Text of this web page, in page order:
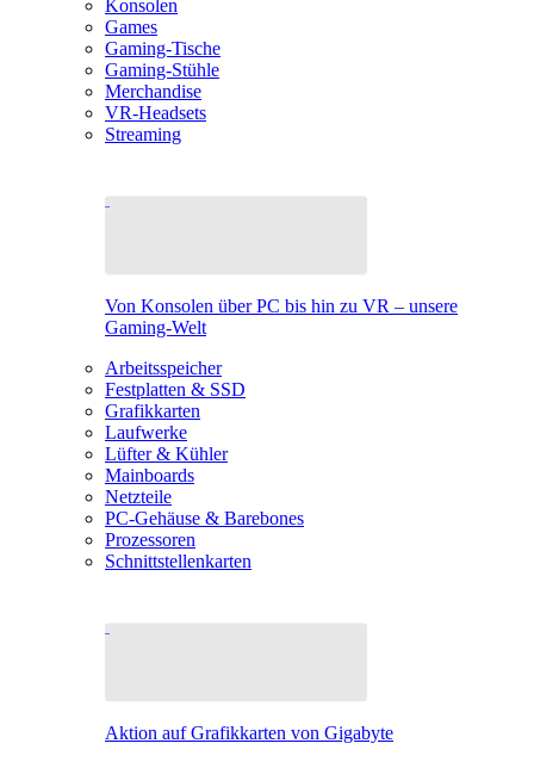
Konsolen
Games
Gaming-Tische
Gaming-Stühle
Merchandise
VR-Headsets
Streaming
Von Konsolen über PC bis hin zu VR – unsere
Gaming-Welt
Arbeitsspeicher
Festplatten & SSD
Grafikkarten
Laufwerke
Lüfter & Kühler
Mainboards
Netzteile
PC-Gehäuse & Barebones
Prozessoren
Schnittstellenkarten
Aktion auf Grafikkarten von Gigabyte